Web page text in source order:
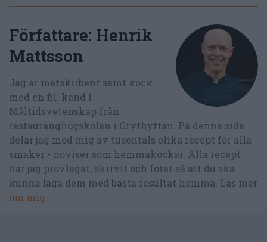
Författare: Henrik
Mattsson
Jag är matskribent samt kock
med en fil. kand i
Måltidsvetenskap från
restauranghögskolan i Grythyttan. På denna sida
delar jag med mig av tusentals olika recept för alla
smaker - noviser som hemmakockar. Alla recept
har jag provlagat, skrivit och fotat så att du ska
kunna laga dem med bästa resultat hemma. Läs mer
om mig